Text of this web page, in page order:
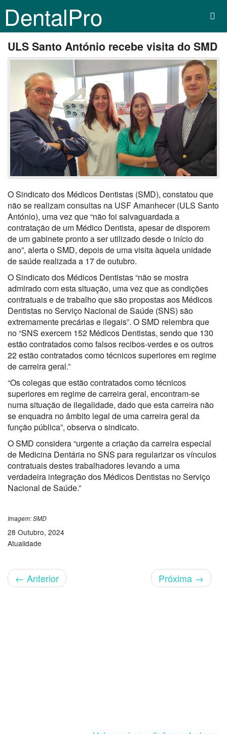
DentalPro
ULS Santo António recebe visita do SMD
O Sindicato dos Médicos Dentistas (SMD), constatou que
não se realizam consultas na USF Amanhecer (ULS Santo
António), uma vez que “não foi salvaguardada a
contratação de um Médico Dentista, apesar de disporem
de um gabinete pronto a ser utilizado desde o início do
ano”, alerta o SMD, depois de uma visita àquela unidade
de saúde realizada a 17 de outubro.
O Sindicato dos Médicos Dentistas “não se mostra
admirado com esta situação, uma vez que as condições
contratuais e de trabalho que são propostas aos Médicos
Dentistas no Serviço Nacional de Saúde (SNS) são
extremamente precárias e ilegais”. O SMD relembra que
no “SNS exercem 152 Médicos Dentistas, sendo que 130
estão contratados como falsos recibos-verdes e os outros
22 estão contratados como técnicos superiores em regime
de carreira geral.”
“Os colegas que estão contratados como técnicos
superiores em regime de carreira geral, encontram-se
numa situação de ilegalidade, dado que esta carreira não
se enquadra no âmbito legal de uma carreira geral da
função pública”, observa o sindicato.
O SMD considera “urgente a criação da carreira especial
de Medicina Dentária no SNS para regularizar os vínculos
contratuais destes trabalhadores levando a uma
verdadeira integração dos Médicos Dentistas no Serviço
Nacional de Saúde.”
Imagem: SMD
28 Outubro, 2024
Atualidade
← Anterior Próxima →